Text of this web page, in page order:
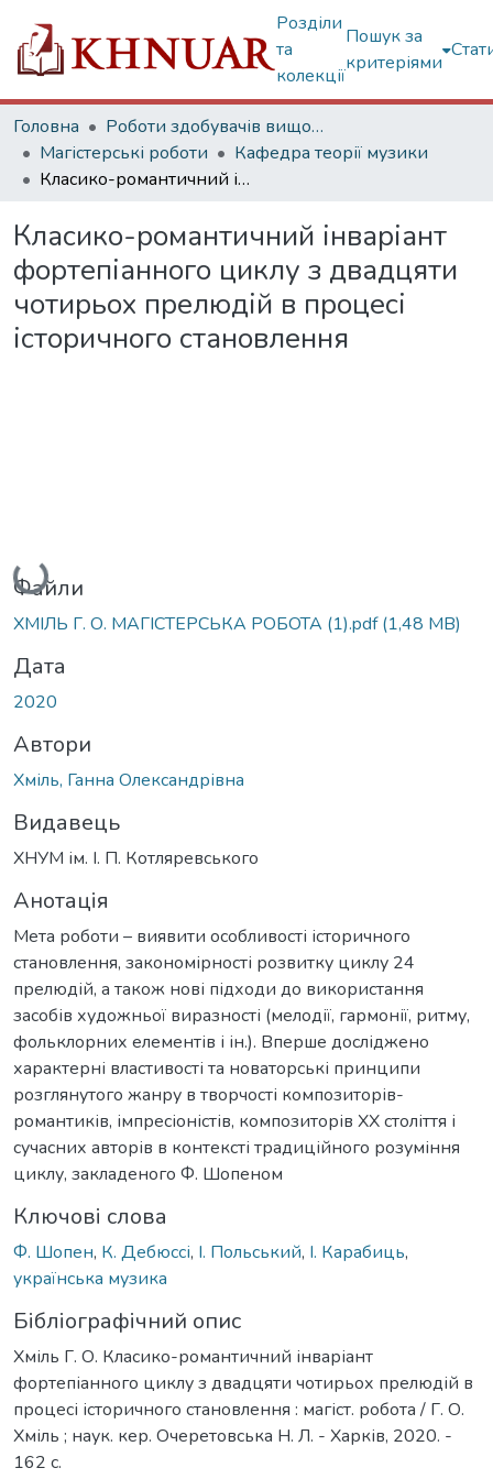
Розділи
та
колекції
Пошук за
критеріями
Головна
Роботи здобувачів вищої освіти
Магістерські роботи
Кафедра теорії музики
Класико-романтичний інваріант фортепіанного циклу з двадцяти чотирьох прелюдій в процесі історичного становлення
Класико-романтичний інваріант
фортепіанного циклу з двадцяти
чотирьох прелюдій в процесі
історичного становлення
Вантажиться...
Файли
ХМІЛЬ Г. О. МАГІСТЕРСЬКА РОБОТА (1).pdf(1,48 MB)
Дата
2020
Автори
Хміль, Ганна Олександрівна
Видавець
ХНУМ ім. І. П. Котляревського
Анотація
Мета роботи – виявити особливості історичного
становлення, закономірності розвитку циклу 24
прелюдій, а також нові підходи до використання
засобів художньої виразності (мелодії, гармонії, ритму,
фольклорних елементів і ін.). Вперше досліджено
характерні властивості та новаторські принципи
розглянутого жанру в творчості композиторів-
романтиків, імпресіоністів, композиторів ХХ століття і
сучасних авторів в контексті традиційного розуміння
циклу, закладеного Ф. Шопеном
Ключові слова
Ф. Шопен, К. Дебюссі, І. Польський, І. Карабиць,
українська музика
Бібліографічний опис
Хміль Г. О. Класико-романтичний інваріант
фортепіанного циклу з двадцяти чотирьох прелюдій в
процесі історичного становлення : магіст. робота / Г. О.
Хміль ; наук. кер. Очеретовська Н. Л. - Харків, 2020. -
162 с.